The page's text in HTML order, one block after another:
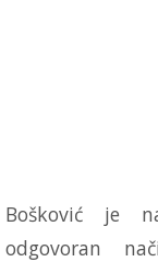
Bošković je
odgovoran